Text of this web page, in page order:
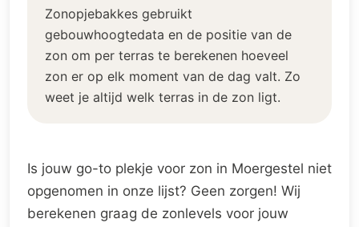
Zonopjebakkes gebruikt
gebouwhoogtedata en de positie van de
zon om per terras te berekenen hoeveel
zon er op elk moment van de dag valt. Zo
weet je altijd welk terras in de zon ligt.
Is jouw go-to plekje voor zon in Moergestel niet
opgenomen in onze lijst? Geen zorgen! Wij
berekenen graag de zonlevels voor jouw